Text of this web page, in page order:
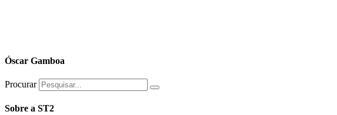
Óscar Gamboa
Procurar
Sobre a ST2